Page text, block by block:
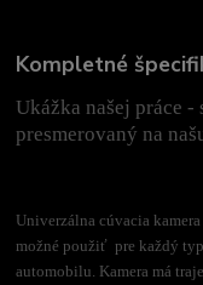
Kompletné
Ukážka našej práce
presmerovaný na
Univerzálna cúvacia
možné použiť pre každý
automobilu. Kamera má